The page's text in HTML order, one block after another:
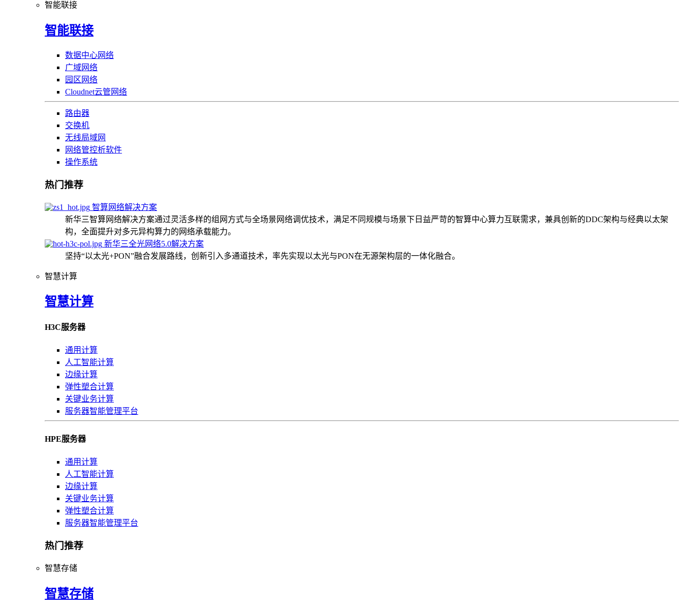
智能联接
智能联接
数据中心网络
广域网络
园区网络
Cloudnet云管网络
路由器
交换机
无线局域网
网络管控析软件
操作系统
热门推荐
智算网络解决方案
新华三智算网络解决方案通过灵活多样的组网方式与全场景网络调优技术，满足不同规模与场景下日益严苛的智算中心算力互联需求，兼具创新的DDC架构与经典以太架
构，全面提升对多元异构算力的网络承载能力。
新华三全光网络5.0解决方案
坚持“以太光+PON”融合发展路线，创新引入多通道技术，率先实现以太光与PON在无源架构层的一体化融合。
智慧计算
智慧计算
H3C服务器
通用计算
人工智能计算
边缘计算
弹性塑合计算
关键业务计算
服务器智能管理平台
HPE服务器
通用计算
人工智能计算
边缘计算
关键业务计算
弹性塑合计算
服务器智能管理平台
热门推荐
智慧存储
智慧存储